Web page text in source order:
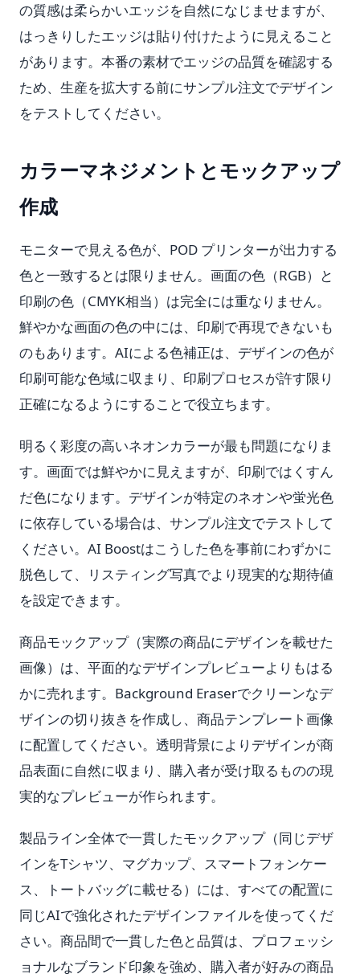
の質感は柔らかいエッジを自然になじませますが、
はっきりしたエッジは貼り付けたように見えること
があります。本番の素材でエッジの品質を確認する
ため、生産を拡大する前にサンプル注文でデザイン
をテストしてください。
カラーマネジメントとモックアップ
作成
モニターで見える色が、POD プリンターが出力する
色と一致するとは限りません。画面の色（RGB）と
印刷の色（CMYK相当）は完全には重なりません。
鮮やかな画面の色の中には、印刷で再現できないも
のもあります。AIによる色補正は、デザインの色が
印刷可能な色域に収まり、印刷プロセスが許す限り
正確になるようにすることで役立ちます。
明るく彩度の高いネオンカラーが最も問題になりま
す。画面では鮮やかに見えますが、印刷ではくすん
だ色になります。デザインが特定のネオンや蛍光色
に依存している場合は、サンプル注文でテストして
ください。AI Boostはこうした色を事前にわずかに
脱色して、リスティング写真でより現実的な期待値
を設定できます。
商品モックアップ（実際の商品にデザインを載せた
画像）は、平面的なデザインプレビューよりもはる
かに売れます。Background Eraserでクリーンなデ
ザインの切り抜きを作成し、商品テンプレート画像
に配置してください。透明背景によりデザインが商
品表面に自然に収まり、購入者が受け取るものの現
実的なプレビューが作られます。
製品ライン全体で一貫したモックアップ（同じデザ
インをTシャツ、マグカップ、スマートフォンケー
ス、トートバッグに載せる）には、すべての配置に
同じAIで強化されたデザインファイルを使ってくだ
さい。商品間で一貫した色と品質は、プロフェッシ
ョナルなブランド印象を強め、購入者が好みの商品